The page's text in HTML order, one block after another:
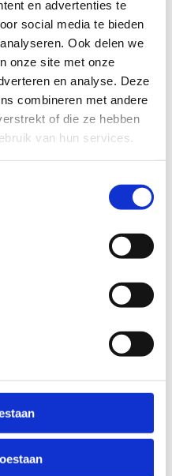
en advertenties te
social media te bieden
Ook delen we
onze site met onze
en analyse. Deze
combineren met andere
of die ze hebben
van hun services.
mogelijk. Daarnaast is
blinden (auditief) en
ook perfect dienen
de mobiele
ruimte in enkele
de Lü
uit om jouw